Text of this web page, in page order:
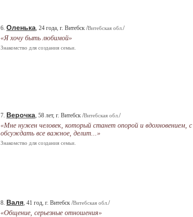
6. Оленька, 24 года, г. Витебск /Витебская обл. /
«Я хочу быть любимой»
Знакомство для создания семьи.
7. Верочка, 58 лет, г. Витебск /Витебская обл. /
«Мне нужен человек, который станет опорой и
обсуждать все важное, делит...»
Знакомство для создания семьи.
8. Валя, 41 год, г. Витебск /Витебская обл. /
«Общение, серьезные отношения»